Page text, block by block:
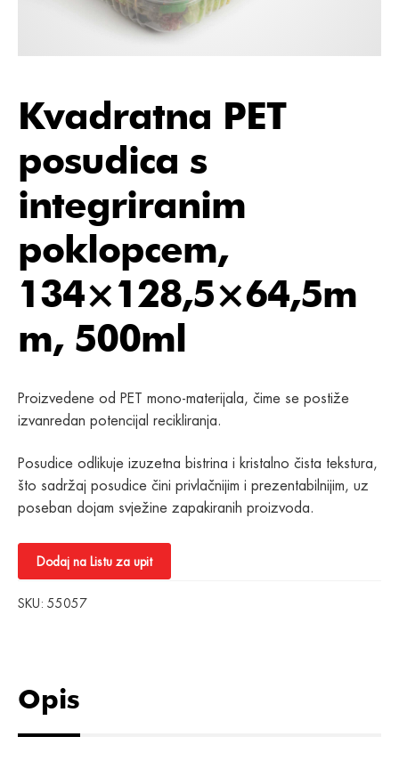
Kvadratna PET
posudica s
integriranim
poklopcem,
134×128,5×64,5m
m, 500ml
Proizvedene od PET mono-materijala, čime se postiže
izvanredan potencijal recikliranja.
Posudice odlikuje izuzetna bistrina i kristalno čista tekstura,
što sadržaj posudice čini privlačnijim i prezentabilnijim, uz
poseban dojam svježine zapakiranih proizvoda.
Dodaj na Listu za upit
SKU: 55057
Opis